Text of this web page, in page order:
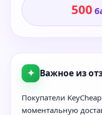
500
✦ Важное из
Покупатели
моментальную